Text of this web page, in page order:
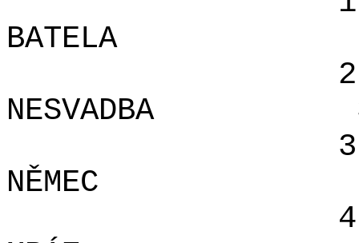
BATELA
NESVADBA
NĚMEC